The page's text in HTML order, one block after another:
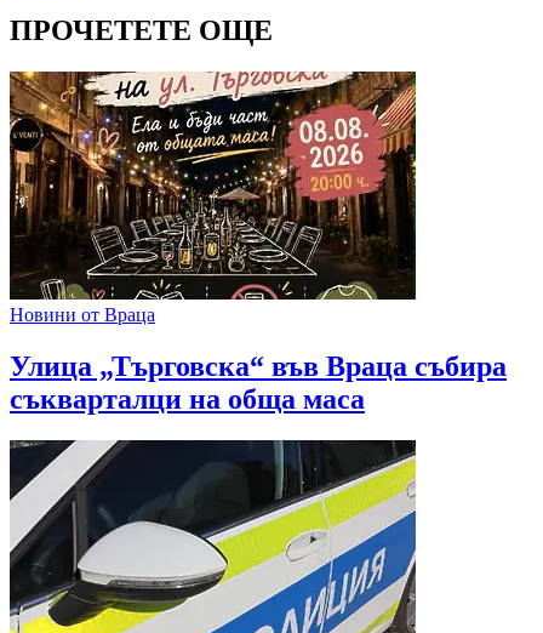
ПРОЧЕТЕТЕ ОЩЕ
Новини от Враца
Улица „Търговска“ във Враца събира
съкварталци на обща маса